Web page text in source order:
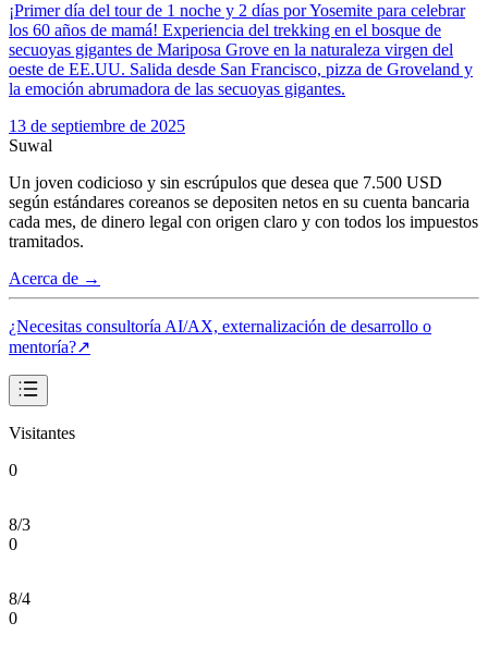
¡Primer día del tour de 1 noche y 2 días por Yosemite para celebrar
los 60 años de mamá! Experiencia del trekking en el bosque de
secuoyas gigantes de Mariposa Grove en la naturaleza virgen del
oeste de EE.UU. Salida desde San Francisco, pizza de Groveland y
la emoción abrumadora de las secuoyas gigantes.
13 de septiembre de 2025
Suwal
Un joven codicioso y sin escrúpulos que desea que 7.500 USD
según estándares coreanos se depositen netos en su cuenta bancaria
cada mes, de dinero legal con origen claro y con todos los impuestos
tramitados.
Acerca de →
¿Necesitas consultoría AI/AX, externalización de desarrollo o
mentoría?↗
Visitantes
0
8/3
0
8/4
0